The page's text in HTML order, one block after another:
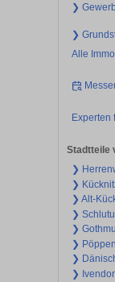
❯
❯
Alle
Experten
Stadtteile
❯
❯
❯ Alt-
❯
❯
❯
❯
❯